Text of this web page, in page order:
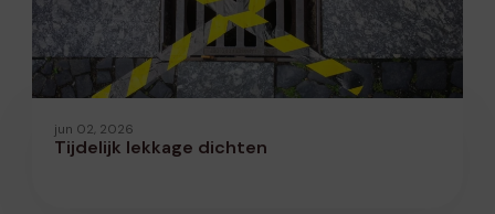
jun 02, 2026
Tijdelijk lekkage dichten